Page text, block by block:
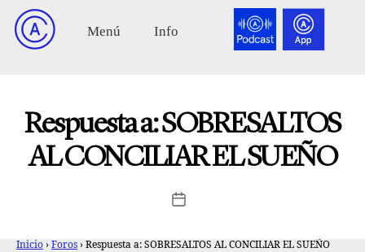
Respuesta a: SOBRESALTOS
AL CONCILIAR EL SUEÑO
Inicio › Foros › Respuesta a: SOBRESALTOS AL CONCILIAR EL SUEÑO